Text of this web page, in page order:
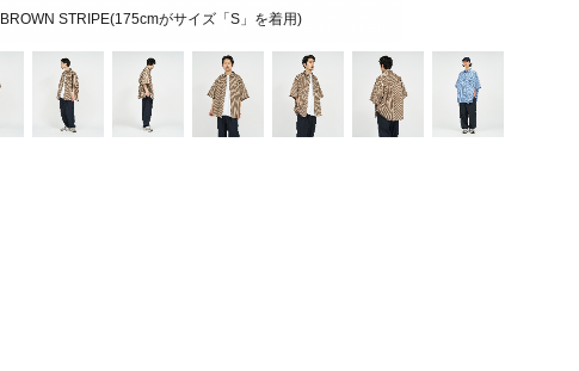
BROWN STRIPE(175cmがサイズ「S」を着用)